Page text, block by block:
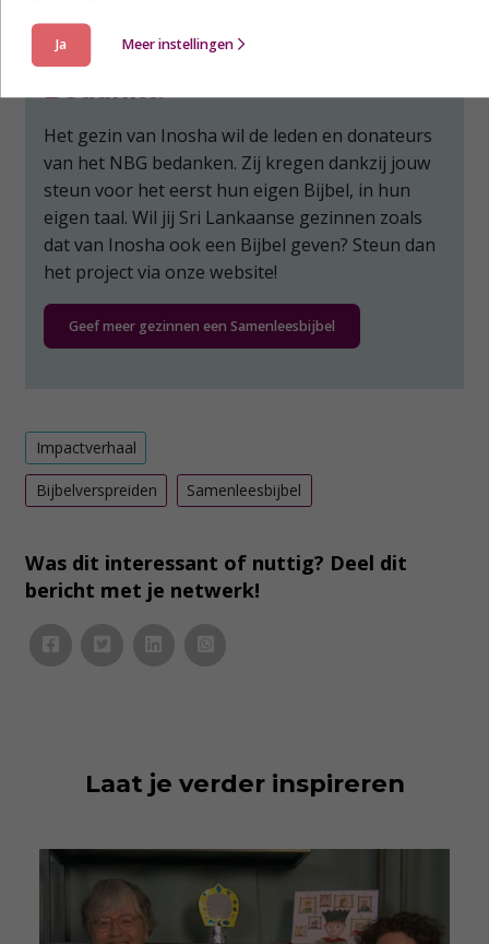
Bedankt!
Het gezin van Inosha wil de leden en donateurs
van het NBG bedanken. Zij kregen dankzij jouw
steun voor het eerst hun eigen Bijbel, in hun
eigen taal. Wil jij Sri Lankaanse gezinnen zoals
dat van Inosha ook een Bijbel geven? Steun dan
het project via onze website!
Geef meer gezinnen een Samenleesbijbel
Impactverhaal
Bijbelverspreiden Samenleesbijbel
Was dit interessant of nuttig? Deel dit
bericht met je netwerk!
Laat je verder inspireren
Ja Meer instellingen